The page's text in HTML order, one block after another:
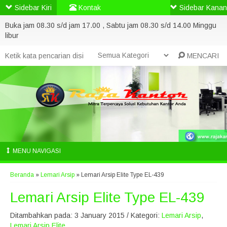
Buka jam 08.30 s/d jam 17.00 , Sabtu jam 08.30 s/d 14.00 Minggu
libur
MENCARI
MENU NAVIGASI
Beranda » Lemari Arsip » Lemari Arsip Elite Type EL-439
Lemari Arsip Elite Type EL-439
Ditambahkan pada: 3 January 2015 / Kategori: Lemari Arsip,
Sidebar Kiri Kontak Sidebar Kanan